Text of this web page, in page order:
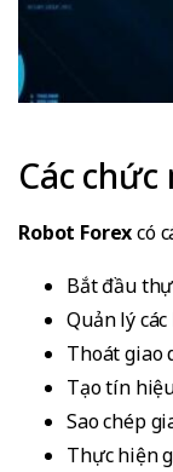
Các
Robot Forexcó
Bắt đầu
Quản lý
Thoát giao
Tạo tín
Sao chép
Thực hiện